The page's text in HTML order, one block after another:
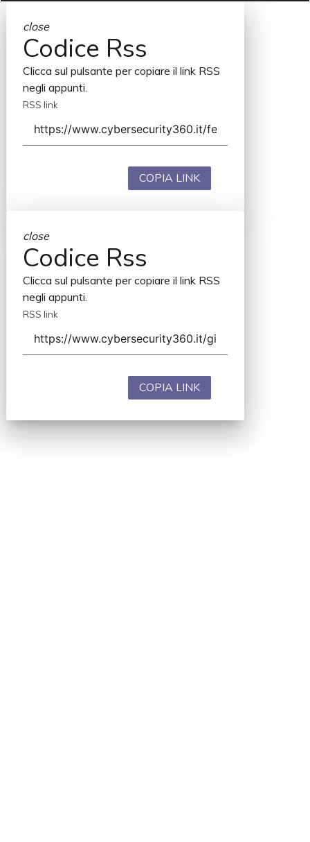
close
Codice Rss
Clicca sul pulsante per copiare il link RSS
negli appunti.
RSS link
COPIA LINK
close
Codice Rss
Clicca sul pulsante per copiare il link RSS
negli appunti.
RSS link
COPIA LINK